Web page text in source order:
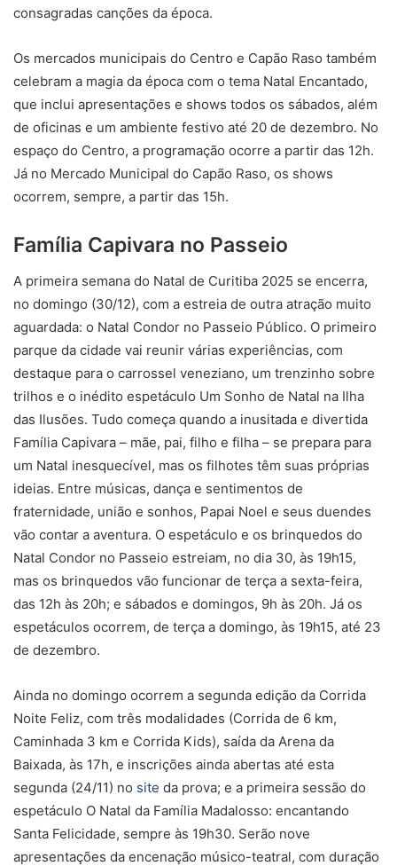
consagradas canções da época.
Os mercados municipais do Centro e Capão Raso também
celebram a magia da época com o tema Natal Encantado,
que inclui apresentações e shows todos os sábados, além
de oficinas e um ambiente festivo até 20 de dezembro. No
espaço do Centro, a programação ocorre a partir das 12h.
Já no Mercado Municipal do Capão Raso, os shows
ocorrem, sempre, a partir das 15h.
Família Capivara no Passeio
A primeira semana do Natal de Curitiba 2025 se encerra,
no domingo (30/12), com a estreia de outra atração muito
aguardada: o Natal Condor no Passeio Público. O primeiro
parque da cidade vai reunir várias experiências, com
destaque para o carrossel veneziano, um trenzinho sobre
trilhos e o inédito espetáculo Um Sonho de Natal na Ilha
das Ilusões. Tudo começa quando a inusitada e divertida
Família Capivara – mãe, pai, filho e filha – se prepara para
um Natal inesquecível, mas os filhotes têm suas próprias
ideias. Entre músicas, dança e sentimentos de
fraternidade, união e sonhos, Papai Noel e seus duendes
vão contar a aventura. O espetáculo e os brinquedos do
Natal Condor no Passeio estreiam, no dia 30, às 19h15,
mas os brinquedos vão funcionar de terça a sexta-feira,
das 12h às 20h; e sábados e domingos, 9h às 20h. Já os
espetáculos ocorrem, de terça a domingo, às 19h15, até 23
de dezembro.
Ainda no domingo ocorrem a segunda edição da Corrida
Noite Feliz, com três modalidades (Corrida de 6 km,
Caminhada 3 km e Corrida Kids), saída da Arena da
Baixada, às 17h, e inscrições ainda abertas até esta
segunda (24/11) no site da prova; e a primeira sessão do
espetáculo O Natal da Família Madalosso: encantando
Santa Felicidade, sempre às 19h30. Serão nove
apresentações da encenação músico-teatral, com duração